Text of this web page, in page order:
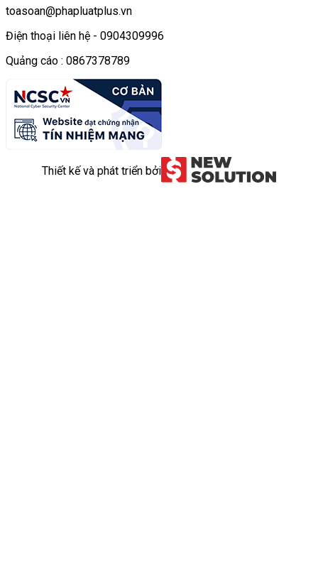
toasoan@phapluatplus.vn
Điện thoại liên hệ - 0904309996
Quảng cáo : 0867378789
Thiết kế và phát triển bởi